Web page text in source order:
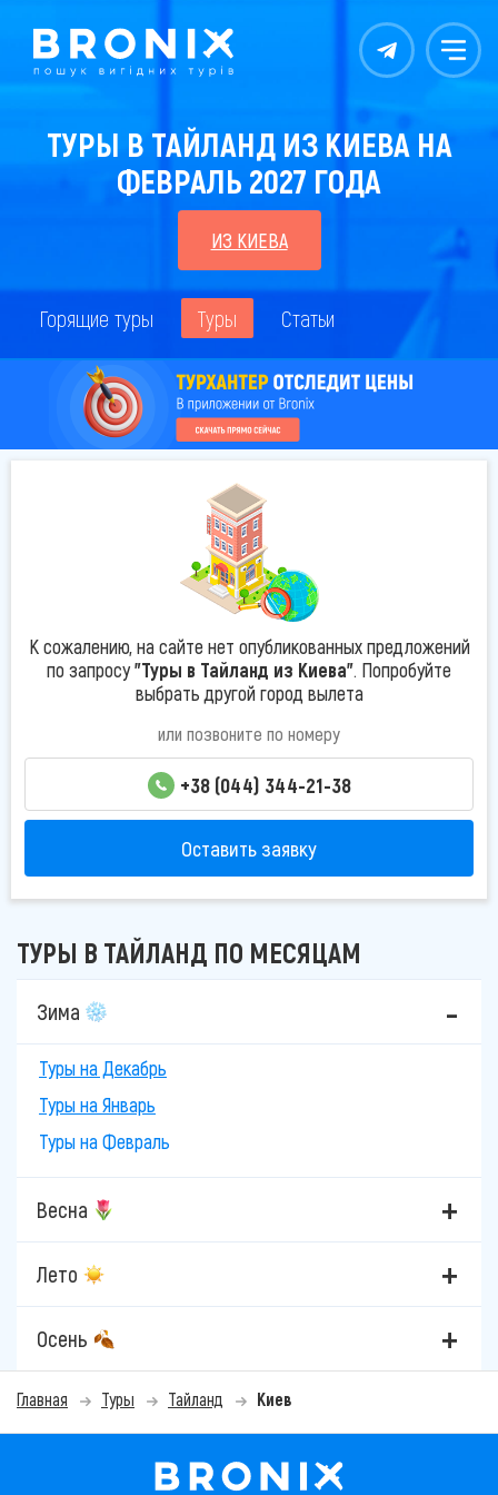
Контакты Меню
ТУРЫ В ТАЙЛАНД ИЗ КИЕВА НА
ФЕВРАЛЬ 2027 ГОДА
ИЗ КИЕВА
Горящие туры Туры Статьи
К сожалению, на сайте нет опубликованных предложений
по запросу"Туры в Тайланд из Киева". Попробуйте
выбрать другой город вылета
или позвоните по номеру
+38 (044) 344-21-38
Оставить заявку
ТУРЫ В ТАЙЛАНД ПО МЕСЯЦАМ
Зима
Туры на Декабрь
Туры на Январь
Туры на Февраль
Весна
Лето
Осень
Главная Туры Тайланд Киев